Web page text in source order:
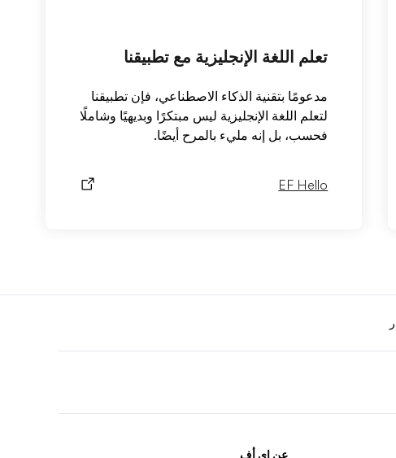
تعلم اللغة الإنجليزية مع تطبيقنا
مدعومًا بتقنية الذكاء الاصطناعي، فإن تطبيقنا
لتعلم اللغة الإنجليزية ليس مبتكرًا وبديهيًا وشاملًا
فحسب، بل إنه مليء بالمرح أيضًا.
EF Hello
عن إي أف